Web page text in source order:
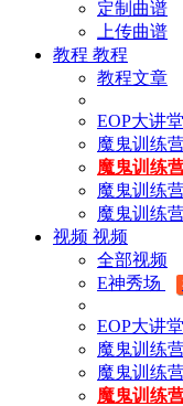
定制曲谱
上传曲谱
教程 教程
教程文章
EOP大讲堂
魔鬼训练
魔鬼训练
魔鬼训练
魔鬼训练
视频 视频
全部视频
E神秀场
EOP大讲堂
魔鬼训练
魔鬼训练
魔鬼训练